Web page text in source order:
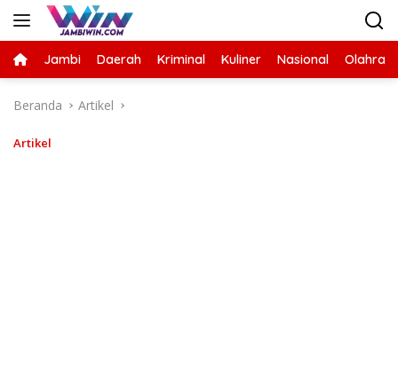
Langsung
Jambi Daerah Kriminal Kuliner Nasional
Beranda Artikel
Artikel